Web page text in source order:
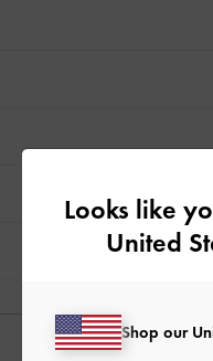
Looks like
United
Shop our